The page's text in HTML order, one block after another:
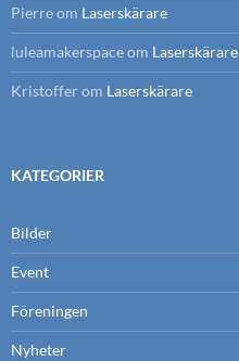
Pierreom Laserskärare
luleamakerspaceom Laserskärare
Kristoffer om Laserskärare
KATEGORIER
Bilder
Event
Föreningen
Nyheter